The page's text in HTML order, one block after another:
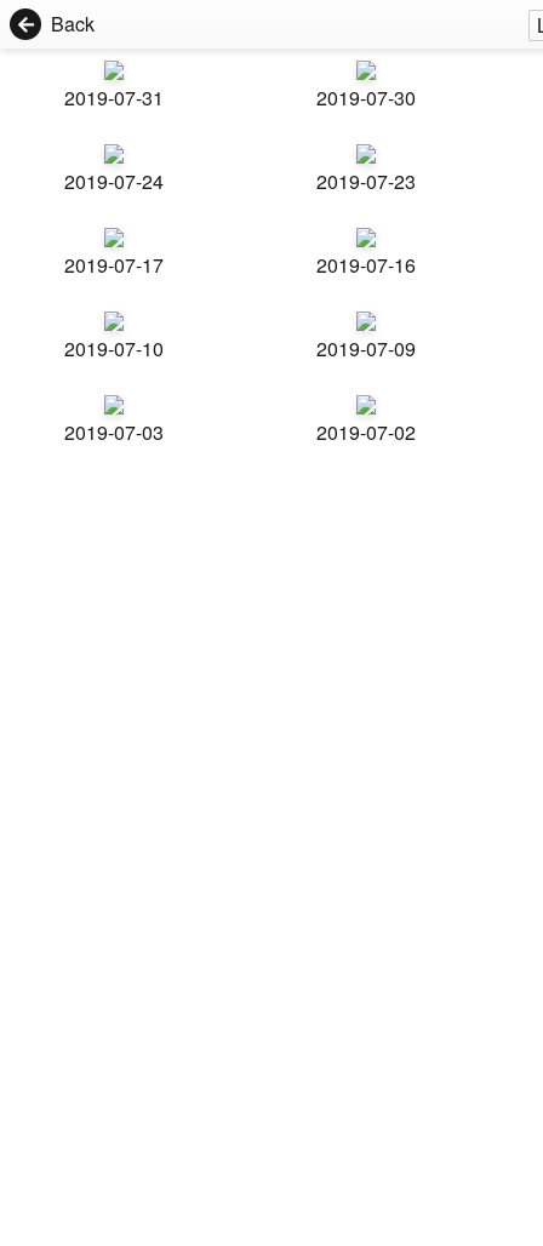
Back
2019-07-31 2019-07-30
2019-07-24 2019-07-23
2019-07-17 2019-07-16
2019-07-10 2019-07-09
2019-07-03 2019-07-02